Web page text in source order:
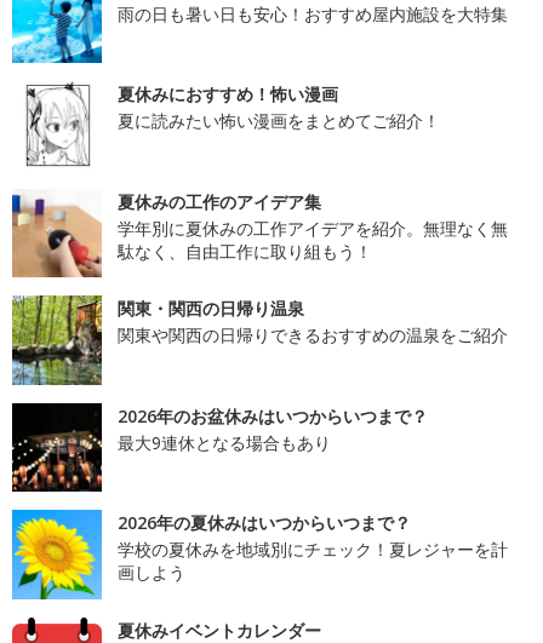
雨の日も暑い日も安心！おすすめ屋内施設を大特集
夏休みにおすすめ！怖い漫画
夏に読みたい怖い漫画をまとめてご紹介！
夏休みの工作のアイデア集
学年別に夏休みの工作アイデアを紹介。無理なく無
駄なく、自由工作に取り組もう！
関東・関西の日帰り温泉
関東や関西の日帰りできるおすすめの温泉をご紹介
2026年のお盆休みはいつからいつまで？
最大9連休となる場合もあり
2026年の夏休みはいつからいつまで？
学校の夏休みを地域別にチェック！夏レジャーを計
画しよう
夏休みイベントカレンダー